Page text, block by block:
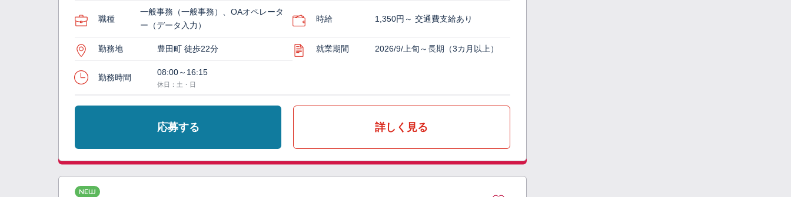
職種
一般事務（一般事務）、OAオペレータ
ー（データ入力）
時給 1,350円～ 交通費支給あり
勤務地 豊田町 徒歩22分 就業期間 2026/9/上旬～長期（3カ月以上）
勤務時間
08:00～16:15
休日：土・日
応募する 詳しく見る
NEW